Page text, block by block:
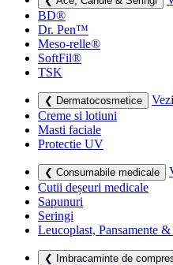
BD®
Dr. Pen™
Meso-relle®
SoftFil®
TSK
❮ Dermatocosmetice
Creme si lotiuni
Masti faciale
Protectie UV
❮ Consumabile medicale
Cutii deșeuri medicale
Sapunuri
Seringi
Leucoplast, Pansamente
❮ Imbracaminte de